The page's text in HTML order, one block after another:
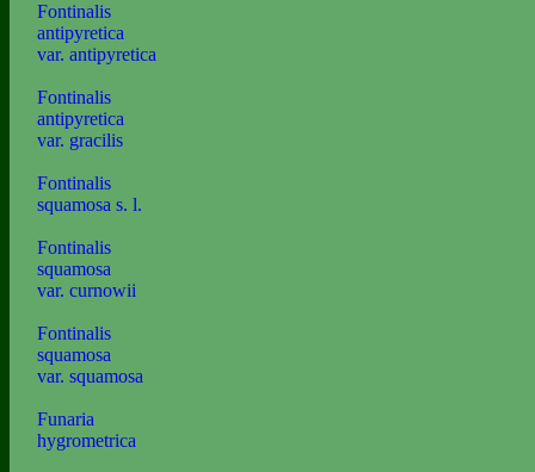
Fontinalis
antipyretica
var. antipyretica
Fontinalis
antipyretica
var. gracilis
Fontinalis
squamosa s. l.
Fontinalis
squamosa
var. curnowii
Fontinalis
squamosa
var. squamosa
Funaria
hygrometrica